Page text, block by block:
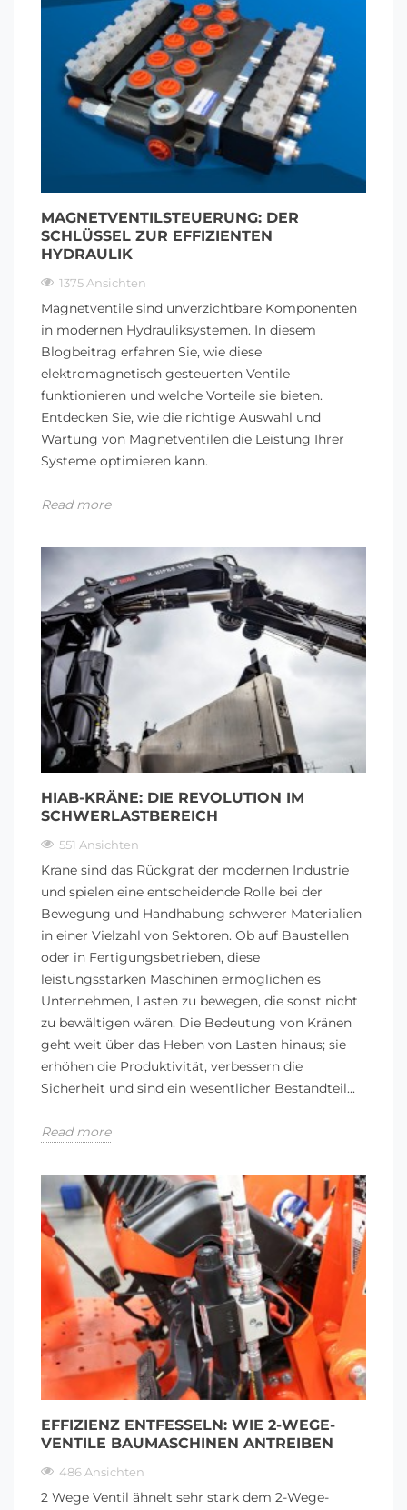
MAGNETVENTILSTEUERUNG: DER
SCHLÜSSEL ZUR EFFIZIENTEN
HYDRAULIK
1375 Ansichten
Magnetventile sind unverzichtbare Komponenten
in modernen Hydrauliksystemen. In diesem
Blogbeitrag erfahren Sie, wie diese
elektromagnetisch gesteuerten Ventile
funktionieren und welche Vorteile sie bieten.
Entdecken Sie, wie die richtige Auswahl und
Wartung von Magnetventilen die Leistung Ihrer
Systeme optimieren kann.
Read more
HIAB-KRÄNE: DIE REVOLUTION IM
SCHWERLASTBEREICH
551 Ansichten
Krane sind das Rückgrat der modernen Industrie
und spielen eine entscheidende Rolle bei der
Bewegung und Handhabung schwerer Materialien
in einer Vielzahl von Sektoren. Ob auf Baustellen
oder in Fertigungsbetrieben, diese
leistungsstarken Maschinen ermöglichen es
Unternehmen, Lasten zu bewegen, die sonst nicht
zu bewältigen wären. Die Bedeutung von Kränen
geht weit über das Heben von Lasten hinaus; sie
erhöhen die Produktivität, verbessern die
Sicherheit und sind ein wesentlicher Bestandteil...
Read more
EFFIZIENZ ENTFESSELN: WIE 2-WEGE-
VENTILE BAUMASCHINEN ANTREIBEN
486 Ansichten
2 Wege Ventil ähnelt sehr stark dem 2-Wege-